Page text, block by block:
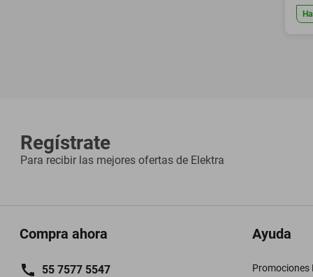
Regístrate
Para recibir las mejores ofertas de Elektra
Compra ahora
55 7577 5547
Ayuda
Promociones